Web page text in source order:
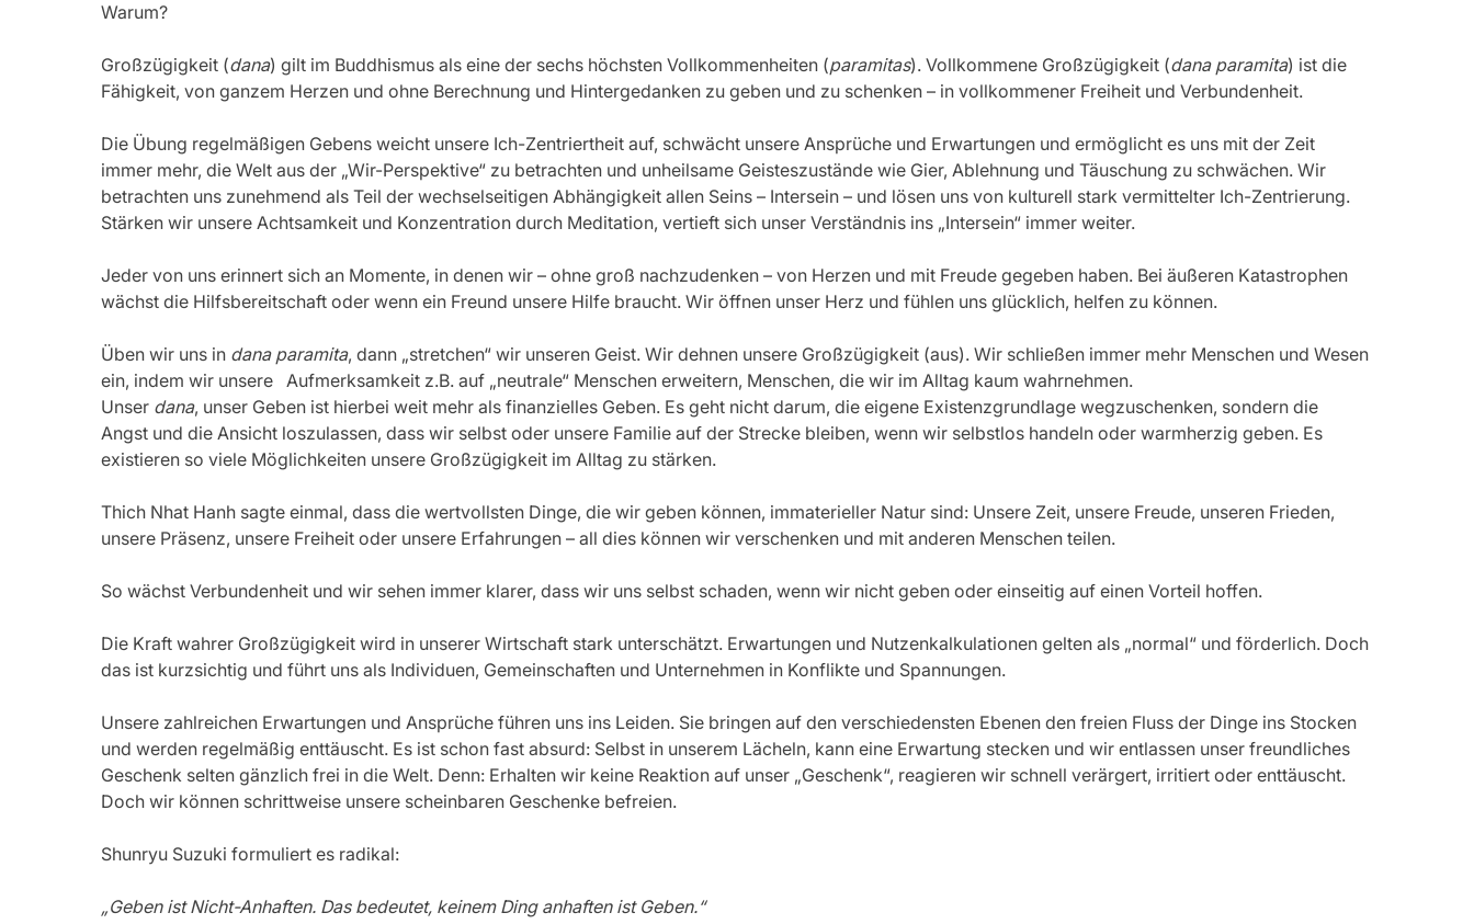
Warum?
Großzügigkeit (dana) gilt im Buddhismus als eine der sechs höchsten Vollkommenheiten (paramitas). Vollkommene Großzügigkeit (dana paramita) ist die
Fähigkeit, von ganzem Herzen und ohne Berechnung und Hintergedanken zu geben und zu schenken – in vollkommener Freiheit und Verbundenheit.
Die Übung regelmäßigen Gebens weicht unsere Ich-Zentriertheit auf, schwächt unsere Ansprüche und Erwartungen und ermöglicht es uns mit der Zeit
immer mehr, die Welt aus der „Wir-Perspektive“ zu betrachten und unheilsame Geisteszustände wie Gier, Ablehnung und Täuschung zu schwächen. Wir
betrachten uns zunehmend als Teil der wechselseitigen Abhängigkeit allen Seins – Intersein – und lösen uns von kulturell stark vermittelter Ich-Zentrierung.
Stärken wir unsere Achtsamkeit und Konzentration durch Meditation, vertieft sich unser Verständnis ins „Intersein“ immer weiter.
Jeder von uns erinnert sich an Momente, in denen wir – ohne groß nachzudenken – von Herzen und mit Freude gegeben haben. Bei äußeren Katastrophen
wächst die Hilfsbereitschaft oder wenn ein Freund unsere Hilfe braucht. Wir öffnen unser Herz und fühlen uns glücklich, helfen zu können.
Üben wir uns in dana paramita, dann „stretchen“ wir unseren Geist. Wir dehnen unsere Großzügigkeit (aus). Wir schließen immer mehr Menschen und Wesen
ein, indem wir unsere   Aufmerksamkeit z.B. auf „neutrale“ Menschen erweitern, Menschen, die wir im Alltag kaum wahrnehmen.
Unser dana, unser Geben ist hierbei weit mehr als finanzielles Geben. Es geht nicht darum, die eigene Existenzgrundlage wegzuschenken, sondern die
Angst und die Ansicht loszulassen, dass wir selbst oder unsere Familie auf der Strecke bleiben, wenn wir selbstlos handeln oder warmherzig geben. Es
existieren so viele Möglichkeiten unsere Großzügigkeit im Alltag zu stärken.
Thich Nhat Hanh sagte einmal, dass die wertvollsten Dinge, die wir geben können, immaterieller Natur sind: Unsere Zeit, unsere Freude, unseren Frieden,
unsere Präsenz, unsere Freiheit oder unsere Erfahrungen – all dies können wir verschenken und mit anderen Menschen teilen.
So wächst Verbundenheit und wir sehen immer klarer, dass wir uns selbst schaden, wenn wir nicht geben oder einseitig auf einen Vorteil hoffen.
Die Kraft wahrer Großzügigkeit wird in unserer Wirtschaft stark unterschätzt. Erwartungen und Nutzenkalkulationen gelten als „normal“ und förderlich. Doch
das ist kurzsichtig und führt uns als Individuen, Gemeinschaften und Unternehmen in Konflikte und Spannungen.
Unsere zahlreichen Erwartungen und Ansprüche führen uns ins Leiden. Sie bringen auf den verschiedensten Ebenen den freien Fluss der Dinge ins Stocken
und werden regelmäßig enttäuscht. Es ist schon fast absurd: Selbst in unserem Lächeln, kann eine Erwartung stecken und wir entlassen unser freundliches
Geschenk selten gänzlich frei in die Welt. Denn: Erhalten wir keine Reaktion auf unser „Geschenk“, reagieren wir schnell verärgert, irritiert oder enttäuscht.
Doch wir können schrittweise unsere scheinbaren Geschenke befreien.
Shunryu Suzuki formuliert es radikal:
„Geben ist Nicht-Anhaften. Das bedeutet, keinem Ding anhaften ist Geben.“